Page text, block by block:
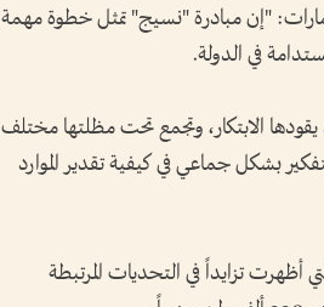
"إن مبادرة "نسيج" تمثل خطوة مهمة
في الدولة.
يقودها الابتكار، وتجمع تحت مظلتها مختلف
بشكل جماعي في كيفية تقدير الموارد
أظهرت تزايداً في التحديات المرتبطة